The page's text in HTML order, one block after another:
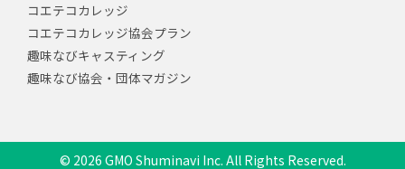
コエテコカレッジ
コエテコカレッジ協会プラン
趣味なびキャスティング
趣味なび協会・団体マガジン
© 2026 GMO Shuminavi Inc. All Rights Reserved.